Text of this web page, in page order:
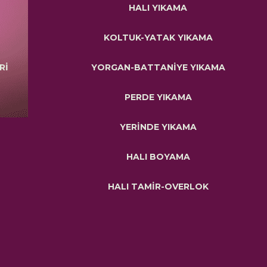
HALI YIKAMA
KOLTUK-YATAK YIKAMA
YORGAN-BATTANİYE YIKAMA
PERDE YIKAMA
YERİNDE YIKAMA
HALI BOYAMA
HALI TAMİR-OVERLOK